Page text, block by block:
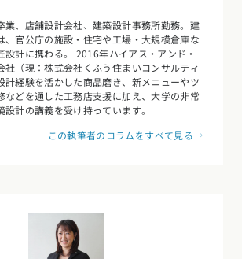
業、店舗設計会社、建築設計事務所勤務。建
、官公庁の施設・住宅や工場・大規模倉庫な
設計に携わる。 2016年ハイアス・アンド・
社（現：株式会社くふう住まいコンサルティ
計経験を活かした商品磨き、新メニューやツ
などを通した工務店支援に加え、大学の非常
計の講義を受け持っています。
この執筆者のコラムをすべて見る